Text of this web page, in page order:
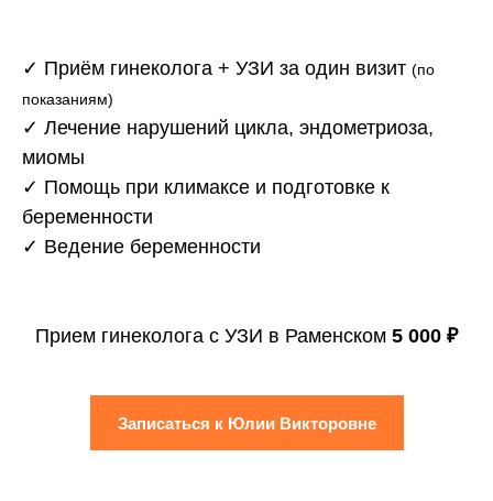
✓ Приём гинеколога + УЗИ за один визит (по
показаниям)
✓ Лечение нарушений цикла, эндометриоза,
миомы
✓ Помощь при климаксе и подготовке к
беременности
✓ Ведение беременности
Прием гинеколога c УЗИ в Раменском 5 000 ₽
Записаться к Юлии Викторовне